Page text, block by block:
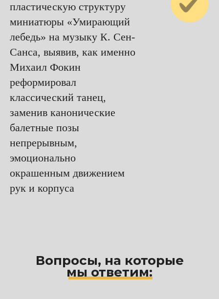
пластическую структуру
миниатюры «Умирающий
лебедь» на музыку К. Сен-
Санса, выявив, как именно
Михаил Фокин
реформировал
классический танец,
заменив канонические
балетные позы
непрерывным,
эмоционально
окрашенным движением
рук и корпуса
Вопросы, на которые
мы ответим: